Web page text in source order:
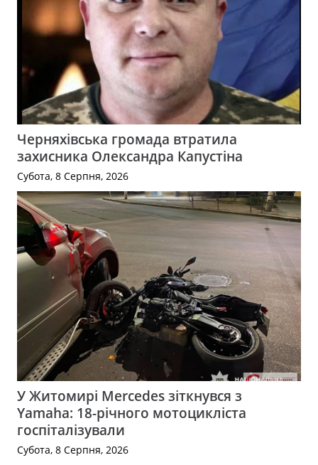
Черняхівська громада втратила
захисника Олександра Капустіна
Субота, 8 Серпня, 2026
У Житомирі Mercedes зіткнувся з
Yamaha: 18-річного мотоцикліста
госпіталізували
Субота, 8 Серпня, 2026